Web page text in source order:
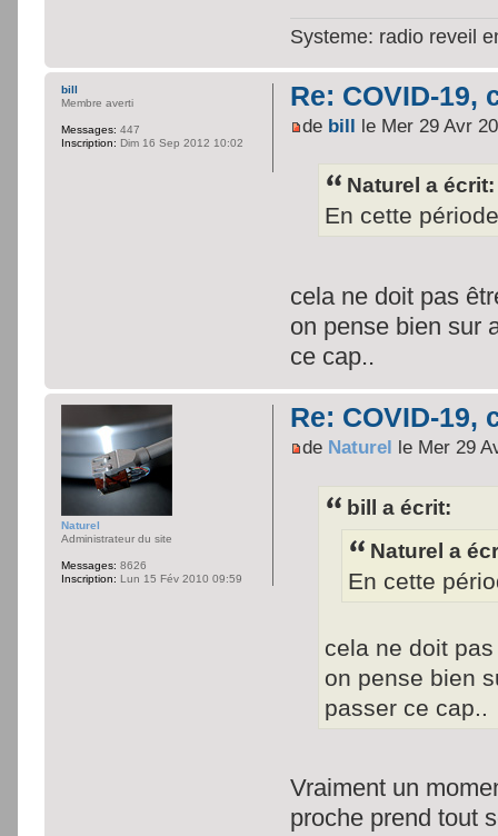
Systeme: radio reveil
Re: COVID-19,
de bill le Mer 29 Avr
Naturel a écrit:
En cette
cela ne doit pas
on pense bien sur
ce cap..
bill
Membre averti
Messages: 447
Inscription: Dim 16 Sep 2012 10:02
Re: COVID-19,
de Naturel le Mer 29
bill a écrit:
Naturel a
En cette
cela ne doit
on pense bien
passer ce cap..
Vraiment un
proche prend tout
Naturel
Administrateur du site
Messages: 8626
Inscription: Lun 15 Fév 2010 09:59